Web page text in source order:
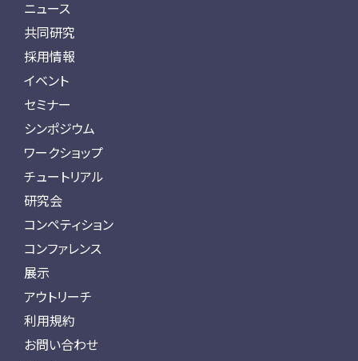
ニュース
共同研究
採用情報
イベント
セミナー
シンポジウム
ワークショップ
チュートリアル
研究会
コンペティション
コンファレンス
展示
アウトリーチ
利用規約
お問い合わせ